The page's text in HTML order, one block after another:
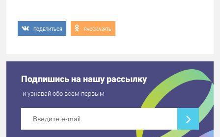
ПОДЕЛИТЬСЯ РАССКАЗАТЬ
Подпишись на нашу рассылку
и узнавай обо всем первым